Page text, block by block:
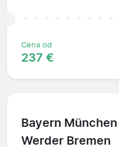
Cena od
237 €
Bayern München
Werder Bremen